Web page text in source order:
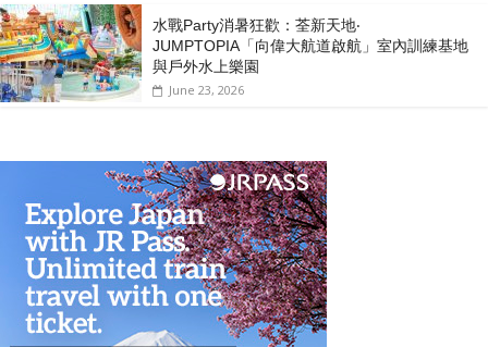
水戰Party消暑狂歡：荃新天地‧
JUMPTOPIA「向偉大航道啟航」室內訓練基地
與戶外水上樂園
June 23, 2026